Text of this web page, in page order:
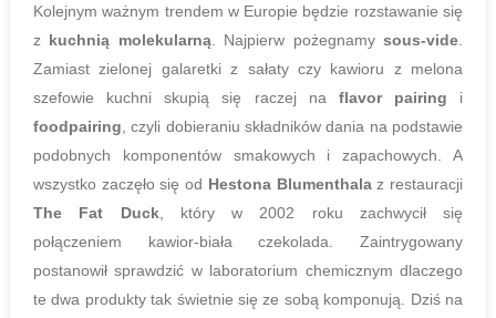
Kolejnym ważnym trendem w Europie będzie rozstawanie się
z kuchnią molekularną. Najpierw pożegnamysous-vide.
Zamiast zielonej galaretki z sałaty czy kawioru z melona
szefowie kuchni skupią się raczej na flavor pairing i
foodpairing, czyli dobieraniu składników dania na podstawie
podobnych komponentów smakowych i zapachowych. A
wszystko zaczęło się od Hestona Blumenthalaz restauracji
The Fat Duck, który w 2002 roku zachwycił się
połączeniem kawior-biała czekolada. Zaintrygowany
postanowił sprawdzić w laboratorium chemicznym dlaczego
te dwa produkty tak świetnie się ze sobą komponują. Dziś na